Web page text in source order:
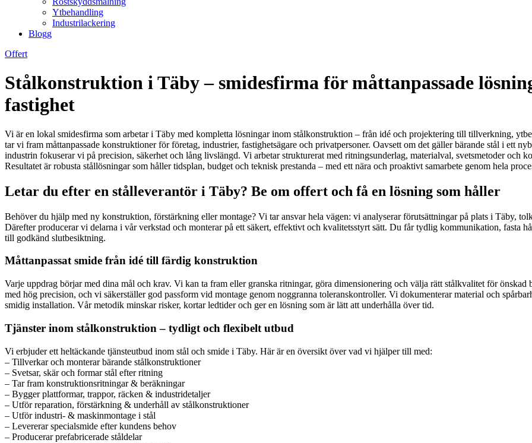
Ytbehandling
Industrilackering
Blogg
Offert
Stålkonstruktion i Täby – smidesfirma för måttanpassade
fastighet
Vi är en lokal smidesfirma som arbetar i Täby med kompletta lösningar inom stålkonstruktion – från idé och projektering till tillverkning,
tar vi fram måttanpassade konstruktioner för företag, industrier, fastighetsägare och privatpersoner. Oavsett om det gäller bärande stål i ett
industrin fokuserar vi på precision, säkerhet och lång livslängd. Vi arbetar strukturerat med ritningsunderlag, materialval, svetsmetoder och
Resultatet är robusta stållösningar som håller tidsplan, budget och teknisk prestanda – med ett nära och proaktivt samarbete genom hela
Letar du efter en stålleverantör i Täby? Be om offert och få en lösning som håller
Behöver du hjälp med ny konstruktion, förstärkning eller montage? Vi tar ansvar hela vägen: vi analyserar förutsättningar på plats i Täby,
Därefter producerar vi delarna i vår verkstad och monterar på ett säkert, effektivt och kvalitetsstyrt sätt. Du får tydlig kommunikation, fasta
till godkänd slutbesiktning.
Måttanpassat smide från idé till färdig konstruktion
Varje uppdrag börjar med dina mål och krav. Vi kan ta fram eller granska ritningar, göra dimensionering och välja rätt stålkvalitet för önskad
med hög precision, och vi säkerställer god passform vid montage genom noggranna toleranskontroller. Vi dokumenterar material och
smidig installation. Vår metodik minskar risker, kortar ledtider och ger en lösning som är lätt att underhålla över tid.
Tjänster inom stålkonstruktion – tydligt och flexibelt utbud
Vi erbjuder ett heltäckande tjänsteutbud inom stål och smide i Täby. Här är en översikt över vad vi hjälper till med:
– Tillverkar och monterar bärande stålkonstruktioner
– Svetsar, skär och formar stål efter ritning
– Tar fram konstruktionsritningar & beräkningar
– Bygger plattformar, trappor, räcken & industridetaljer
– Utför reparation, förstärkning & underhåll av stålkonstruktioner
– Utför industri- & maskinmontage i stål
– Levererar specialsmide efter kundens behov
– Producerar prefabricerade ståldelar